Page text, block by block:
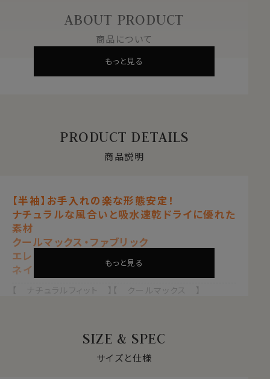
ABOUT PRODUCT
商品について
もっと見る
PRODUCT DETAILS
商品説明
【半袖】お手入れの楽な形態安定！
ナチュラルな風合いと吸水速乾ドライに優れた
素材
クールマックス・ファブリック
エレガントなノータイ専用半袖シャツ
ネイビーブルー 紺青
【 ナチュラルフィット 】【 クールマックス 】
【 ボタンダウン 】【 半袖 】
もっと見る
SIZE & SPEC
サイズと仕様